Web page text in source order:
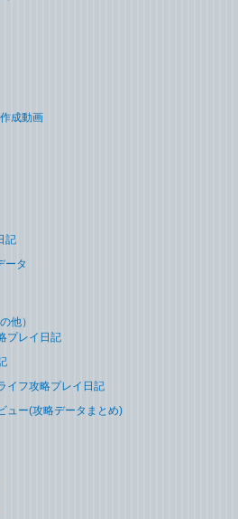
成動画
記
ータ
他）
プレイ日記
イフ攻略プレイ日記
ュー(攻略データまとめ)